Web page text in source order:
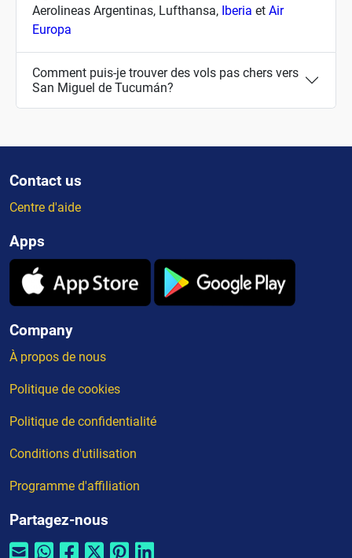
Aerolineas Argentinas, Lufthansa, Iberia et Air
Europa
Comment puis-je trouver des vols pas chers vers
San Miguel de Tucumán?
Contact us
Centre d'aide
Apps
Company
À propos de nous
Politique de cookies
Politique de confidentialité
Conditions d'utilisation
Programme d'affiliation
Partagez-nous